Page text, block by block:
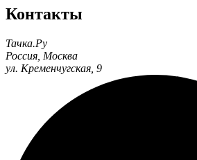
Контакты
Тачка.Ру
Россия Москва
ул. Кременчугская, 9